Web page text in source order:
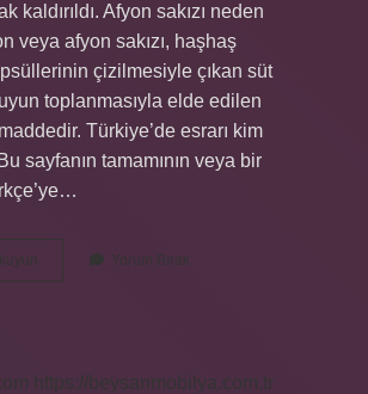
kaldırıldı. Afyon sakızı neden
veya afyon sakızı, haşhaş
çizilmesiyle çıkan süt
toplanmasıyla elde edilen
Türkiye’de esrarı kim
sayfanın tamamının veya bir
Sakızı
Yorum Bırak
https://beysanmobilya.com.tr